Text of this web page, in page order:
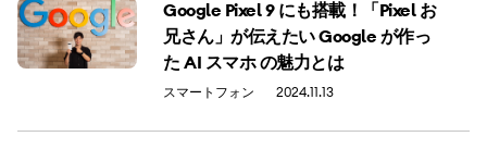
Google Pixel 9 にも搭載！「Pixel お
兄さん」が伝えたい Google が作っ
た AI スマホ の魅力とは
スマートフォン 2024.11.13